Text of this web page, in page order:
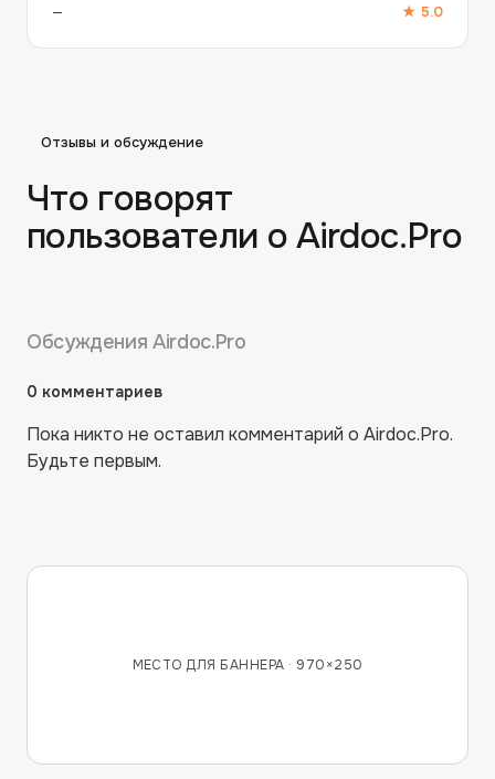
— ★ 5.0
Отзывы и обсуждение
Что говорят
пользователи оAirdoc.Pro
ОбсужденияAirdoc.Pro
0 комментариев
Пока никто не оставил комментарий о Airdoc.Pro.
Будьте первым.
МЕСТО ДЛЯ БАННЕРА · 970×250